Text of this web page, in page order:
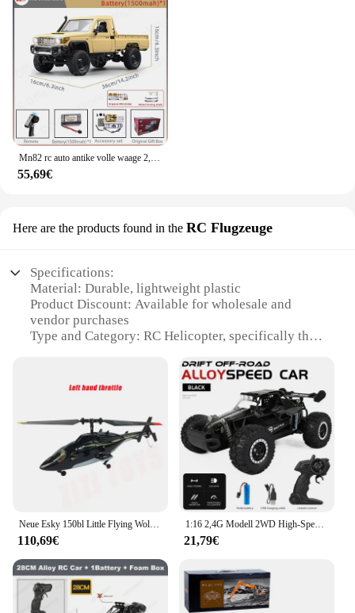
Mn82 rc auto antike volle waage 2,4g 4wd motor fernbedienung offroad pickup modell auto für jungen erwachsene geschenke
55,69€
Here are the products found in the RC Flugzeuge
Specifications:
Material: Durable, lightweight plastic
Product Discount: Available for wholesale and
vendor purchases
Type and Category: RC Helicopter, specifically the
Design and Style: Sleek, aerodynamic design with a
realistic Air Wolf livery
Usage and Purpose: Suitable for both indoor and
outdoor flying, ideal for enthusiasts and beginners
Performance and Property: Equipped with advanced
gyroscopic stabilization for smooth flight control
Parts and Accessories: Comes with a complete set of
parts and accessories for immediate use
|Vendors|
**Exhilarating Flight Experience**
The rc hubschrauber air wolf is a high-performance
RC helicopter that captures the essence of the iconic
Air Wolf from the hit TV series. Designed for both
Neue Esky 150bl Little Flying Wolf V3 Mini Fernbedienung Simulation Maschine Hubschrauber Kampf Unbemannte Luftfahrzeug Spielzeug Geschenk
110,69€
1:16 2,4G Modell 2WD High-Speed Off-road RC Auto Mit LED Licht Fernbedienung Klettern Fahrzeug Outdoor Lkw auto Geschenke Kinder Spielzeug
21,79€